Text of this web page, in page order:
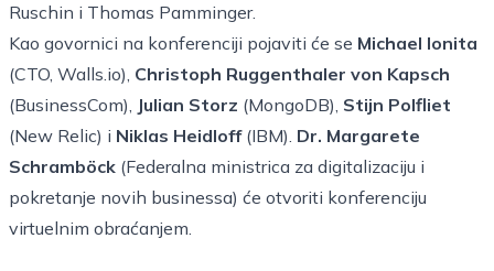
Ruschin i Thomas Pamminger.
Kao govornici na konferenciji pojaviti će se Michael Ionita
(CTO, Walls.io), Christoph Ruggenthaler von Kapsch
(BusinessCom), Julian Storz (MongoDB), Stijn Polfliet
(New Relic) i Niklas Heidloff(IBM). Dr. Margarete
Schramböck (Federalna ministrica za digitalizaciju i
pokretanje novih businessa) će otvoriti konferenciju
virtuelnim obraćanjem.